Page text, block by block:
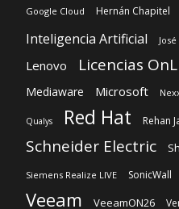
Google Cloud Hernán Chapitel
Inteligencia Artificial
Lenovo Licencias
Mediaware Microsoft
Qualys Red Hat Rehan
Schneider Electric
Siemens Realize LIVE SonicWall
Veeam VeeamON26